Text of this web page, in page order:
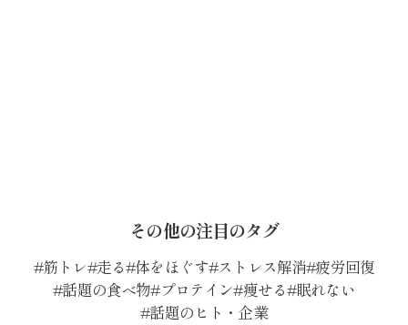
その他の注目のタグ
筋トレ 走る 体をほぐす ストレス解消 疲労回復
話題の食べ物 プロテイン 痩せる 眠れない
話題のヒト・企業